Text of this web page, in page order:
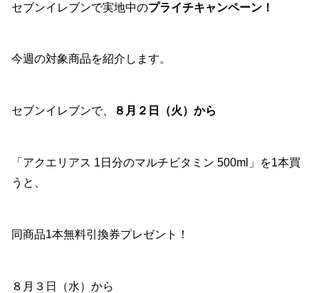
セブンイレブンで実地中のプライチキャンペーン！
今週の対象商品を紹介します。
セブンイレブンで、 ８月２日（火）から
「アクエリアス 1日分のマルチビタミン 500ml」を1本買
うと、
同商品1本無料引換券プレゼント！
８月３日（水）から